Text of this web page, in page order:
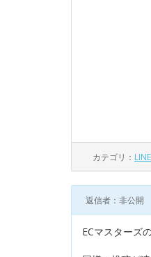
カテゴリ：
返信者：非公開
ECマスターズ